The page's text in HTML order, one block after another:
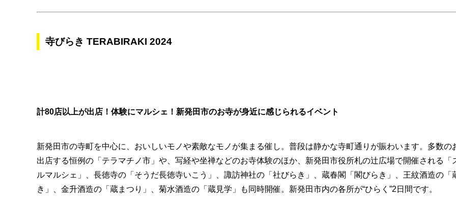
寺びらき TERABIRAKI 2024
計80店以上が出店！体験にマルシェ！新発田市のお寺が身近に感じられるイベント
新発田市の寺町を中心に、おいしいモノや素敵なモノが集まる催し。普段は静かな寺町通りが賑わいます。多数の
出店する恒例の「テラマチノ市」や、写経や坐禅などのお寺体験のほか、新発田市役所札の辻広場で開催される「
ルマルシェ」、長徳寺の「そうだ長徳寺いこう」、諏訪神社の「社びらき」、蔵春閣「閣びらき」、王紋酒造の「
き」、金升酒造の「蔵まつり」、菊水酒造の「蔵見学」も同時開催。新発田市内の各所が“ひらく”2日間です。